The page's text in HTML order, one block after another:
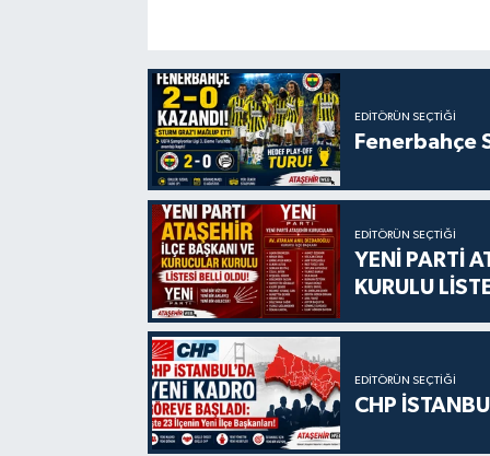
EDITÖRÜN SEÇTIĞI
Fenerbahçe
EDITÖRÜN SEÇTIĞI
YENİ PARTİ
KURULU
EDITÖRÜN SEÇTIĞI
CHP